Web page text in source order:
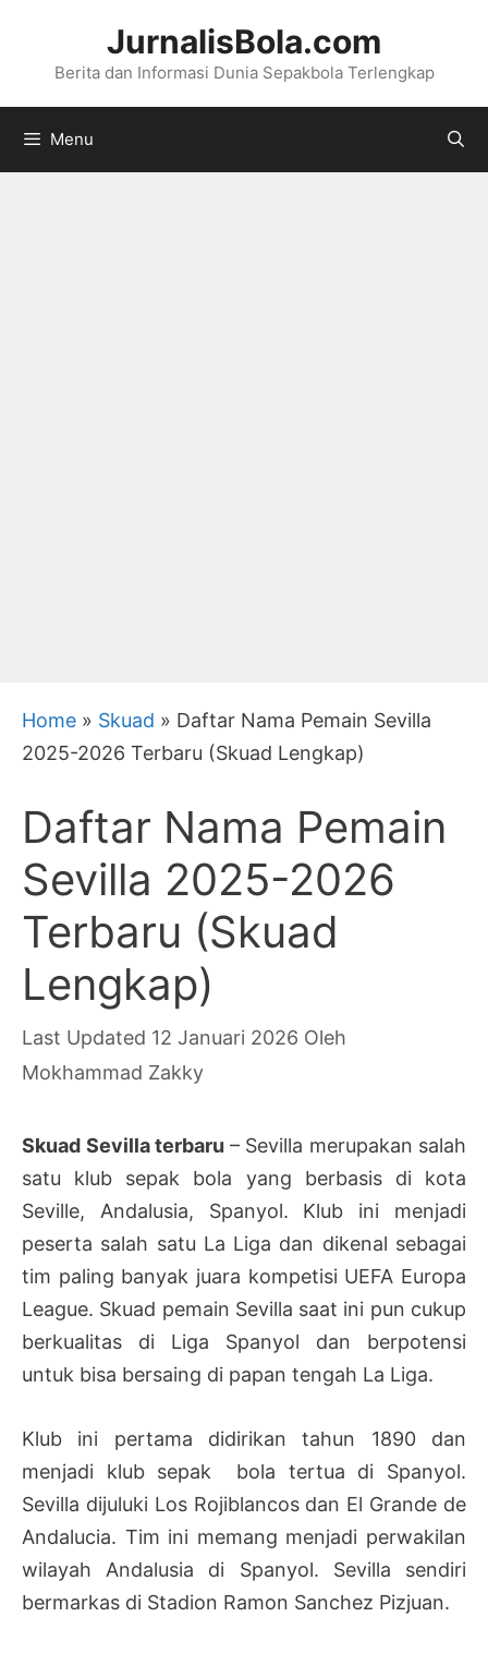
JurnalisBola.com
Berita dan Informasi Dunia Sepakbola Terlengkap
Menu
Home » Skuad » Daftar Nama Pemain Sevilla
2025-2026 Terbaru (Skuad Lengkap)
Daftar Nama Pemain
Sevilla 2025-2026
Terbaru (Skuad
Lengkap)
12 Januari 2026 Oleh
Mokhammad Zakky
Skuad Sevilla terbaru – Sevilla merupakan salah
satu klub sepak bola yang berbasis di kota
Seville, Andalusia, Spanyol. Klub ini menjadi
peserta salah satu La Liga dan dikenal sebagai
tim paling banyak juara kompetisi UEFA Europa
League. Skuad pemain Sevilla saat ini pun cukup
berkualitas di Liga Spanyol dan berpotensi
untuk bisa bersaing di papan tengah La Liga.
Klub ini pertama didirikan tahun 1890 dan
menjadi klub sepak bola tertua di Spanyol.
Sevilla dijuluki Los Rojiblancos dan El Grande de
Andalucia. Tim ini memang menjadi perwakilan
wilayah Andalusia di Spanyol. Sevilla sendiri
bermarkas di Stadion Ramon Sanchez Pizjuan.